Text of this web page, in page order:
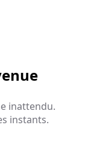
inattendu.
instants.